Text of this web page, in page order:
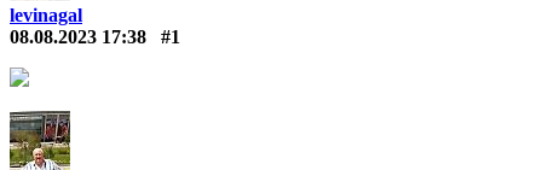
levinagal
08.08.2023 17:38
#1